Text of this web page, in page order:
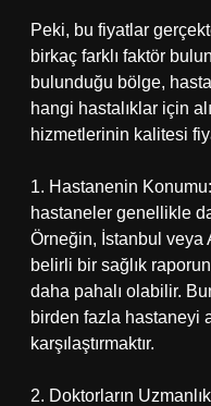
Peki, bu fiyatlar
birkaç farklı faktör
bulunduğu bölge,
hangi hastalıklar için
hizmetlerinin kalitesi
1. Hastanenin
hastaneler genellikle
Örneğin, İstanbul veya
belirli bir sağlık
daha pahalı olabilir.
birden fazla hastaneyi
karşılaştırmaktır.
2. Doktorların